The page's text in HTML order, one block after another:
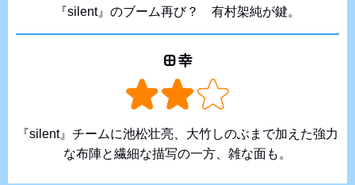
『silent』のブーム再び？ 有村架純が鍵。
田幸
『silent』チームに池松壮亮、大竹しのぶまで加えた強力
な布陣と繊細な描写の一方、雑な面も。